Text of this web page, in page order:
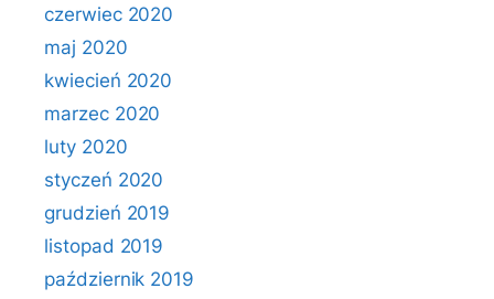
czerwiec 2020
maj 2020
kwiecień 2020
marzec 2020
luty 2020
styczeń 2020
grudzień 2019
listopad 2019
październik 2019